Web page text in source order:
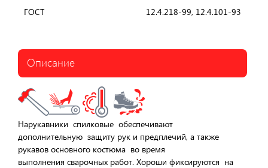
ГОСТ 12.4.218-99, 12.4.101-93
Описание
Нарукавники спилковые обеспечивают
дополнительную защиту рук и предплечий, а также
рукавов основного костюма во время
выполнения сварочных работ. Хороши фиксируются на